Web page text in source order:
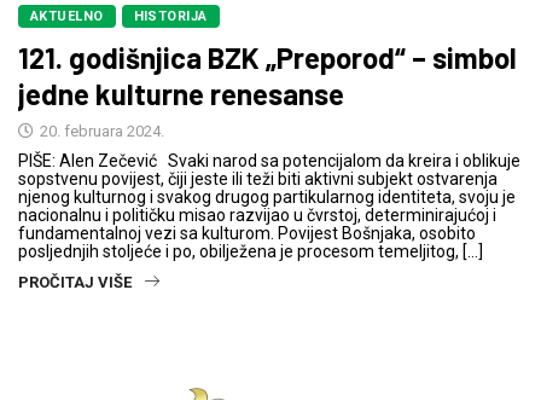
AKTUELNO HISTORIJA
121. godišnjica BZK „Preporod“ – simbol
jedne kulturne renesanse
20. februara 2024.
PIŠE: Alen Zečević Svaki narod sa potencijalom da kreira i oblikuje
sopstvenu povijest, čiji jeste ili teži biti aktivni subjekt ostvarenja
njenog kulturnog i svakog drugog partikularnog identiteta, svoju je
nacionalnu i političku misao razvijao u čvrstoj, determinirajućoj i
fundamentalnoj vezi sa kulturom. Povijest Bošnjaka, osobito
posljednjih stoljeće i po, obilježena je procesom temeljitog, […]
PROČITAJ VIŠE